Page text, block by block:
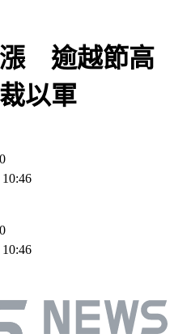
漲 逾越節高
以軍
10:46